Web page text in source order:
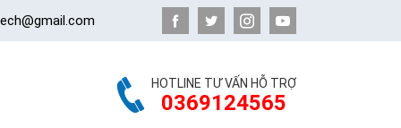
HOTLINE TƯ VẤN HỖ TRỢ
0369124565